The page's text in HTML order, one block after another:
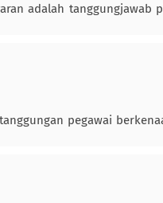
adalah tanggungjawab
pegawai